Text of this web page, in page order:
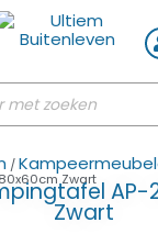
/
Zwart AP-
Zwart